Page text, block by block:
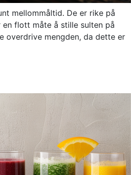
mellommåltid. De er rike på
flott måte å stille sulten på
overdrive mengden, da dette er